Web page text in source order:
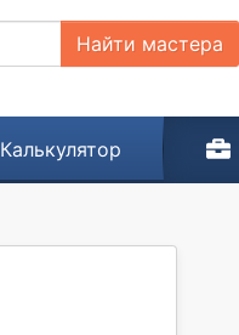
Найти мастера
Калькулятор